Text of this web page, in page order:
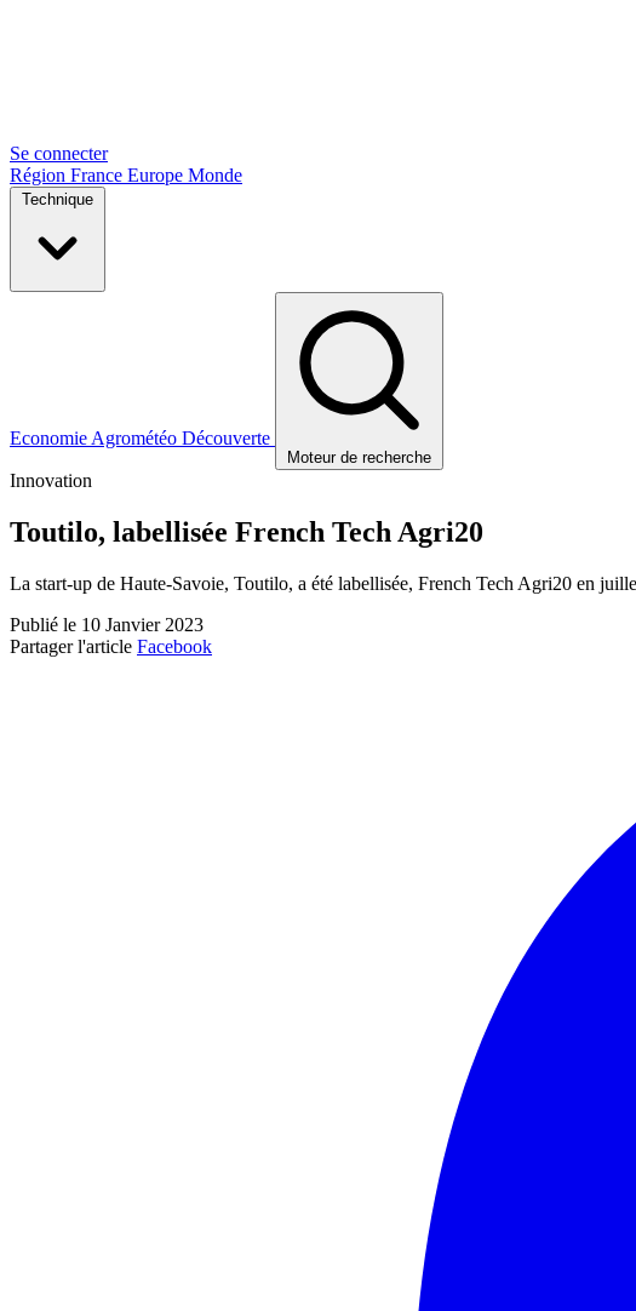
Se connecter
Région France Europe Monde
Technique
Economie Agrométéo Découverte
Moteur de recherche
Innovation
Toutilo, labellisée French Tech Agri20
La start-up de Haute-Savoie, Toutilo, a été labellisée, French Tech Agri20 en
Publié le 10 Janvier 2023
Partager l'article Facebook